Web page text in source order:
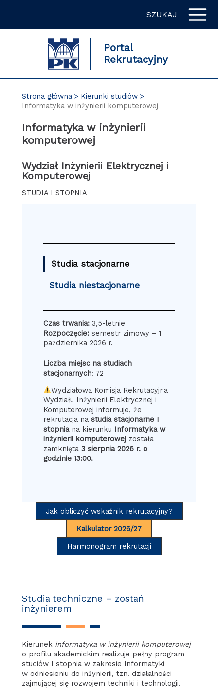
SZUKAJ
Portal
Rekrutacyjny
Strona główna
Kierunki studiów
Informatyka w inżynierii komputerowej
Informatyka w inżynierii
komputerowej
Wydział Inżynierii Elektrycznej i
Komputerowej
STUDIA I STOPNIA
Studia stacjonarne
Studia niestacjonarne
Czas trwania:3,5-letnie
Rozpoczęcie:semestr zimowy – 1
października 2026 r.
Liczba miejsc na studiach
stacjonarnych: 72
Wydziałowa Komisja Rekrutacyjna
Wydziału Inżynierii Elektrycznej i
Komputerowej informuje, że
rekrutacja na studia stacjonarne I
stopniana kierunku Informatyka w
inżynierii komputerowejzostała
zamknięta 3 sierpnia 2026 r. o
godzinie 13:00.
Jak obliczyć wskaźnik rekrutacyjny?
Kalkulator 2026/27
Harmonogram rekrutacji
Studia techniczne – zostań
inżynierem
Kierunek informatyka w inżynierii komputerowej
o profilu akademickim realizuje pełny program
studiów I stopnia w zakresie Informatyki
w odniesieniu do inżynierii, tzn. działalności
zajmującej się rozwojem techniki i technologii.